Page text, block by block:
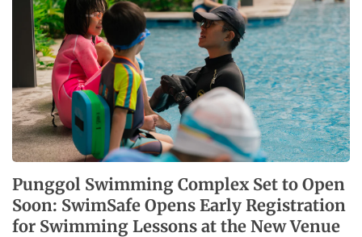
Punggol Swimming Complex Set to Open
Soon: SwimSafe Opens Early Registration
for Swimming Lessons at the New Venue